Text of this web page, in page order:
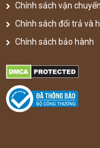
Chính sách vận chuyển
Chính sách đổi trả và
Chính sách bảo hành